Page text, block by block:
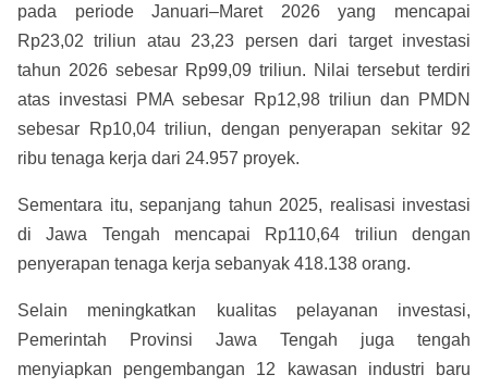
pada periode Januari–Maret 2026 yang mencapai
Rp23,02 triliun atau 23,23 persen dari target investasi
tahun 2026 sebesar Rp99,09 triliun. Nilai tersebut terdiri
atas investasi PMA sebesar Rp12,98 triliun dan PMDN
sebesar Rp10,04 triliun, dengan penyerapan sekitar 92
ribu tenaga kerja dari 24.957 proyek.
Sementara itu, sepanjang tahun 2025, realisasi investasi
di Jawa Tengah mencapai Rp110,64 triliun dengan
penyerapan tenaga kerja sebanyak 418.138 orang.
Selain meningkatkan kualitas pelayanan investasi,
Pemerintah Provinsi Jawa Tengah juga tengah
menyiapkan pengembangan 12 kawasan industri baru